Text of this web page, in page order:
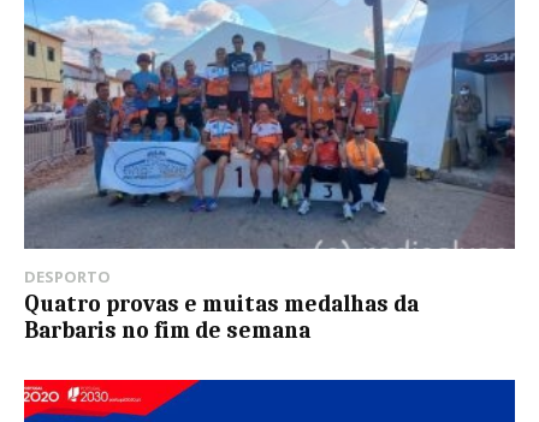
DESPORTO
Quatro provas e muitas medalhas da
Barbaris no fim de semana